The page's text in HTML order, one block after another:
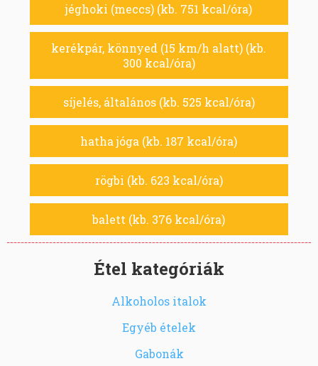
jéghoki (meccs) (kb. 751 kcal/óra)
kerékpár, könnyed (15 km/h alatt) (kb.
300 kcal/óra)
síjelés, általános (kb. 525 kcal/óra)
hatha jóga (kb. 187 kcal/óra)
rögbi (kb. 623 kcal/óra)
balett (kb. 376 kcal/óra)
Étel kategóriák
Alkoholos italok
Egyéb ételek
Gabonák